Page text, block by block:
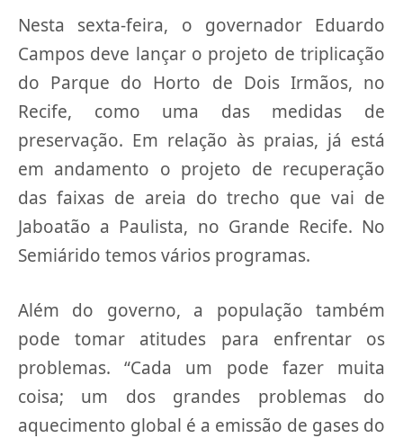
Nesta sexta-feira, o governador Eduardo
Campos deve lançar o projeto de triplicação
do Parque do Horto de Dois Irmãos, no
Recife, como uma das medidas de
preservação. Em relação às praias, já está
em andamento o projeto de recuperação
das faixas de areia do trecho que vai de
Jaboatão a Paulista, no Grande Recife. No
Semiárido temos vários programas.
Além do governo, a população também
pode tomar atitudes para enfrentar os
problemas. “Cada um pode fazer muita
coisa; um dos grandes problemas do
aquecimento global é a emissão de gases do